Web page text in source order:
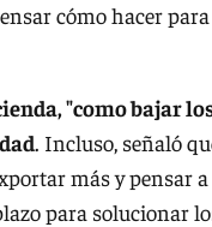
cómo hacer para
"como bajar
. Incluso, señaló
más y pensar a
para solucionar